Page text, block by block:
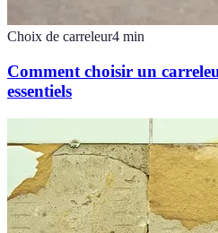
Choix de carreleur4 min
Comment choisir un
essentiels